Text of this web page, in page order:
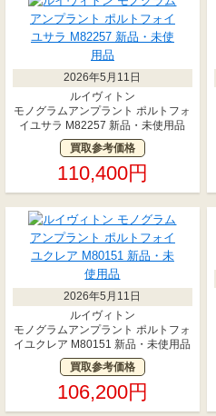
2026年5月11日
ルイヴィトン
モノグラムアンプラント ポルトフォ
イユサラ M82257 新品・未使用品
買取参考価格
110,400円
2026年5月11日
ルイヴィトン
モノグラムアンプラント ポルトフォ
イユクレア M80151 新品・未使用品
買取参考価格
106,200円